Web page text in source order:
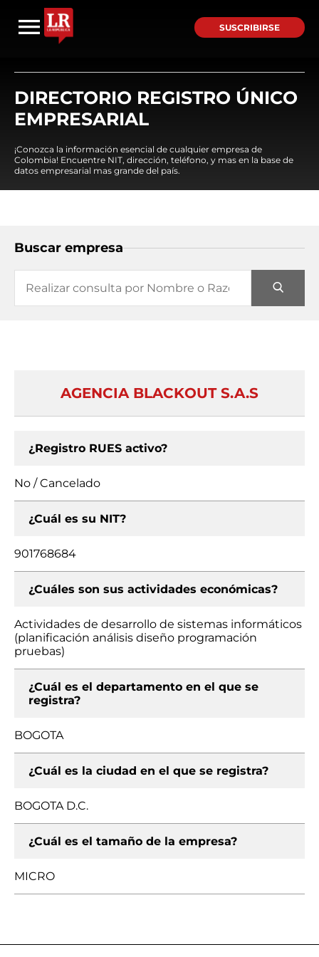
SUSCRIBIRSE
DIRECTORIO REGISTRO ÚNICO
EMPRESARIAL
¡Conozca la información esencial de cualquier empresa de
Colombia! Encuentre NIT, dirección, teléfono, y mas en la base de
datos empresarial mas grande del país.
Buscar empresa
AGENCIA BLACKOUT S.A.S
¿Registro RUES activo?
No / Cancelado
¿Cuál es su NIT?
901768684
¿Cuáles son sus actividades económicas?
Actividades de desarrollo de sistemas informáticos
(planificación análisis diseño programación
pruebas)
¿Cuál es el departamento en el que se
registra?
BOGOTA
¿Cuál es la ciudad en el que se registra?
BOGOTA D.C.
¿Cuál es el tamaño de la empresa?
MICRO